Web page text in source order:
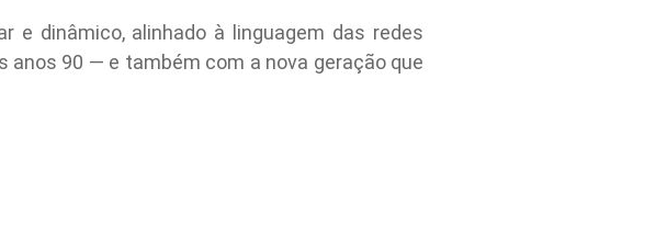
e dinâmico, alinhado à linguagem das redes
90 — e também com a nova geração que